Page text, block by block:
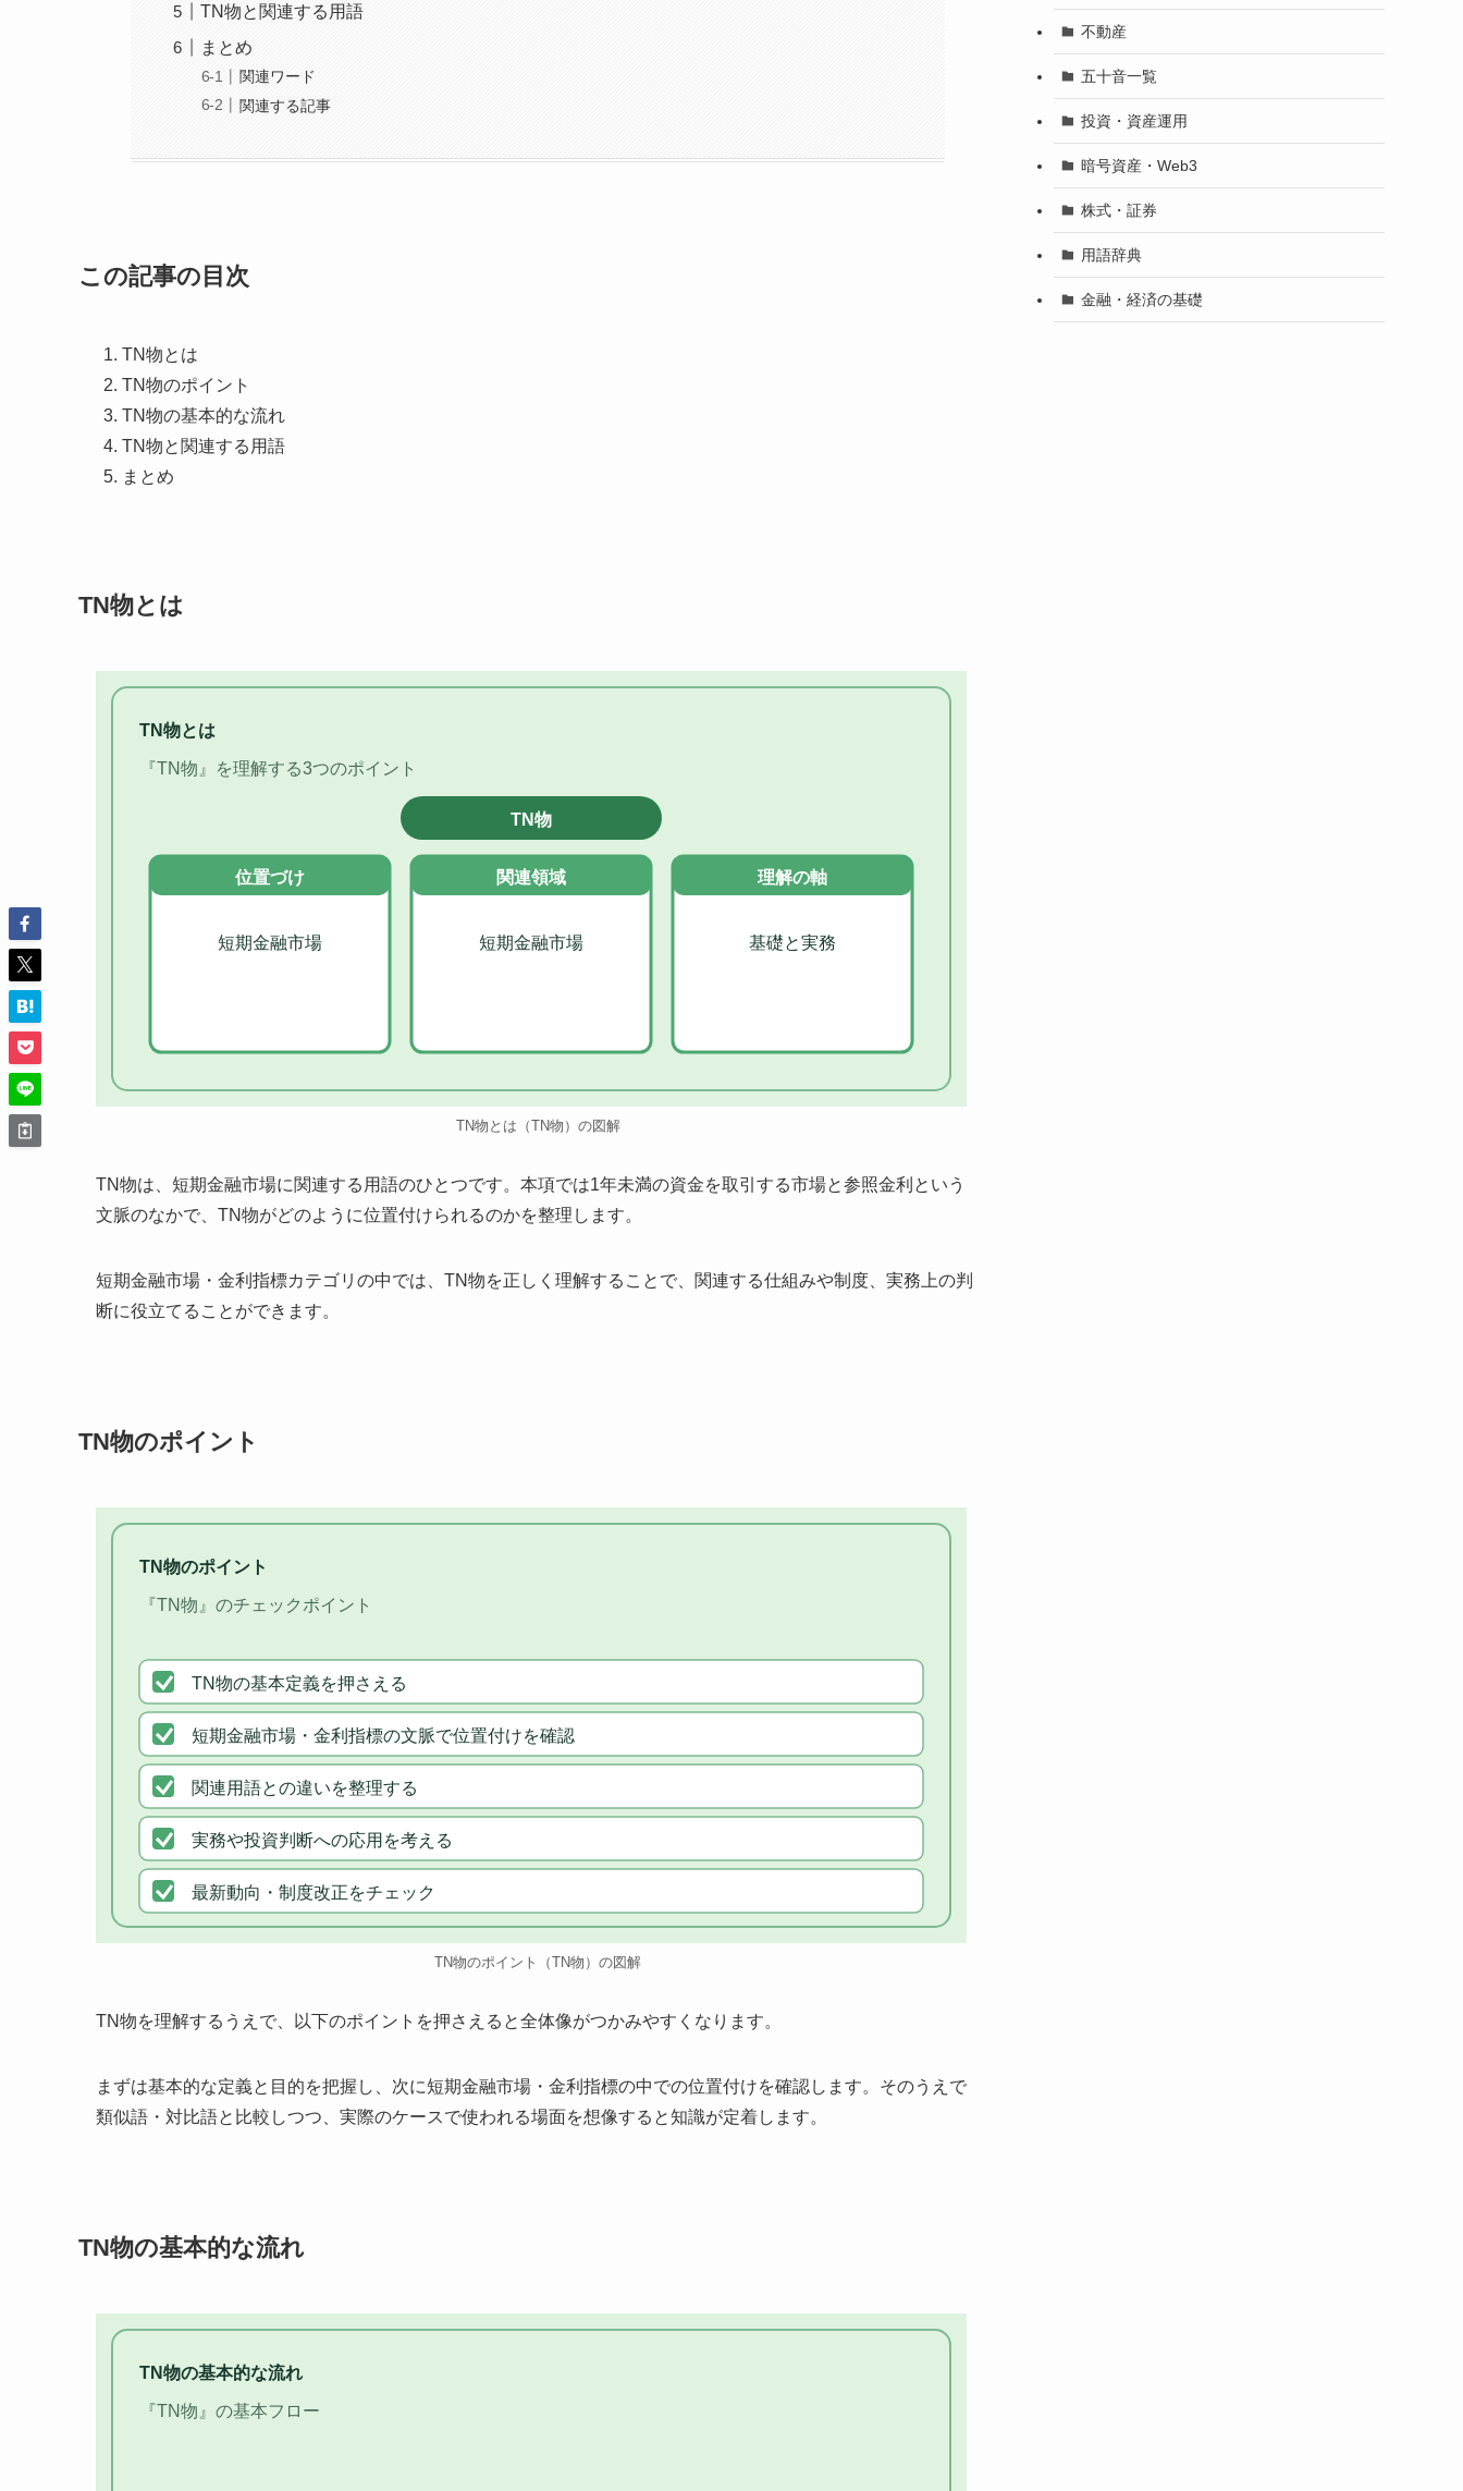
TN物と関連する用語
まとめ
関連ワード
関連する記事
この記事の目次
TN物とは
TN物のポイント
TN物の基本的な流れ
TN物と関連する用語
まとめ
TN物とは
TN物とは
『TN物』を理解する3つのポイント
TN物
位置づけ
短期金融市場
関連領域
短期金融市場
理解の軸
基礎と実務
TN物とは（TN物）の図解
TN物は、短期金融市場に関連する用語のひとつです。本項では1年未満の資金を取引する市場と参照金利という
文脈のなかで、TN物がどのように位置付けられるのかを整理します。
短期金融市場・金利指標カテゴリの中では、TN物を正しく理解することで、関連する仕組みや制度、実務上の判
断に役立てることができます。
TN物のポイント
TN物のポイント
『TN物』のチェックポイント
TN物の基本定義を押さえる
短期金融市場・金利指標の文脈で位置付けを確認
関連用語との違いを整理する
実務や投資判断への応用を考える
最新動向・制度改正をチェック
TN物のポイント（TN物）の図解
TN物を理解するうえで、以下のポイントを押さえると全体像がつかみやすくなります。
まずは基本的な定義と目的を把握し、次に短期金融市場・金利指標の中での位置付けを確認します。そのうえで
類似語・対比語と比較しつつ、実際のケースで使われる場面を想像すると知識が定着します。
TN物の基本的な流れ
TN物の基本的な流れ
『TN物』の基本フロー
不動産
五十音一覧
投資・資産運用
暗号資産・Web3
株式・証券
用語辞典
金融・経済の基礎